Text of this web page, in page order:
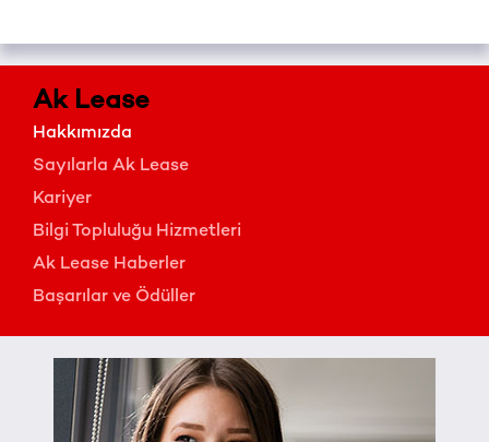
Ak Lease
Hakkımızda
Sayılarla Ak Lease
Kariyer
Bilgi Topluluğu Hizmetleri
Ak Lease Haberler
Başarılar ve Ödüller